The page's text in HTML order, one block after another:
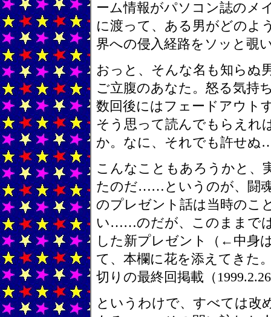
ーム情報がパソコン誌のメ
に渡って、ある男がどのよ
界への侵入経路をソッと覗
おっと、そんな名も知ら
ご立腹のあなた。怒る気持
数回後にはフェードアウト
そう思って読んでもらえれ
か。なに、それでも許せ
こんなこともあろうかと、
たのだ……というのが、闘
のプレゼント話は当時のこ
い……のだが、このままで
した新プレゼント（←中身
て、本欄に花を添えてきた
切りの最終回掲載（
というわけで、すべては改